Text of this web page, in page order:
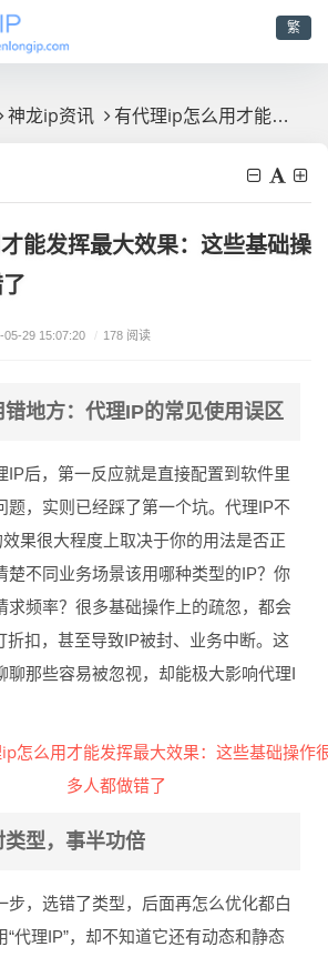
繁
神龙ip资讯 有代理ip怎么用才能发挥最大效果：这些基础操作很多人都做错了
能发挥最大效果：这些基础操
05-29 15:07:20 / 178 阅读
错地方：代理IP的常见使用误区
IP后，第一反应就是直接配置到软件里
题，实则已经踩了第一个坑。代理IP不
效果很大程度上取决于你的用法是否正
楚不同业务场景该用哪种类型的IP？你
求频率？很多基础操作上的疏忽，都会
折扣，甚至导致IP被封、业务中断。这
聊那些容易被忽视，却能极大影响代理I
型，事半功倍
步，选错了类型，后面再怎么优化都白
代理IP”，却不知道它还有动态和静态